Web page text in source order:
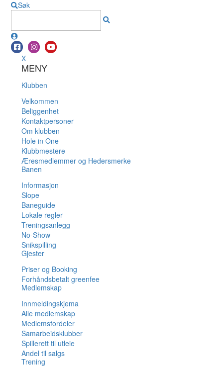
Søk
X
MENY
Klubben
Velkommen
Beliggenhet
Kontaktpersoner
Om klubben
Hole in One
Klubbmestere
Æresmedlemmer og Hedersmerke
Banen
Informasjon
Slope
Baneguide
Lokale regler
Treningsanlegg
No-Show
Snikspilling
Gjester
Priser og Booking
Forhåndsbetalt greenfee
Medlemskap
Innmeldingskjema
Alle medlemskap
Medlemsfordeler
Samarbeidsklubber
Spillerett til utleie
Andel til salgs
Trening